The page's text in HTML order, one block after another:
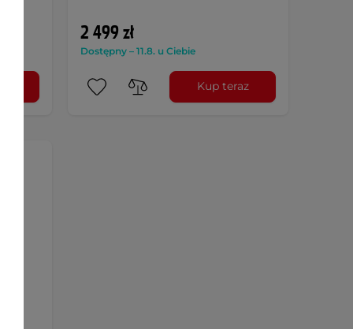
2 499 zł
Dostępny – 11.8. u Ciebie
Kup teraz